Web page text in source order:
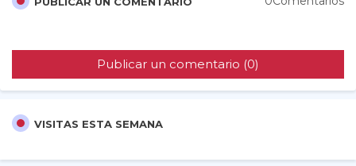
Publicar un comentario (0)
VISITAS ESTA SEMANA